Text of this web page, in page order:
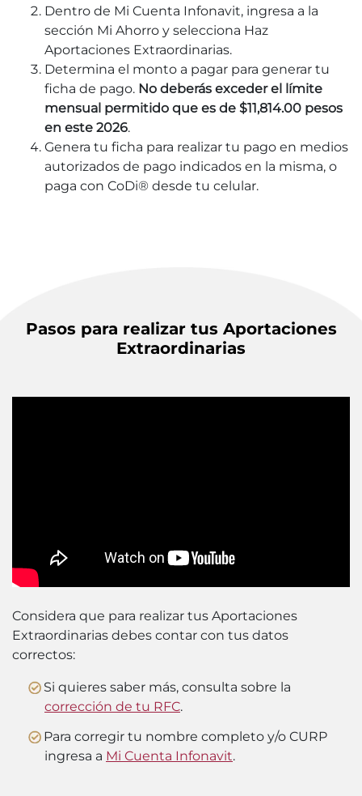
Dentro de Mi Cuenta Infonavit, ingresa a la
sección Mi Ahorro y selecciona Haz
Aportaciones Extraordinarias.
Determina el monto a pagar para generar tu
ficha de pago. No deberás exceder el límite
mensual permitido que es de $11,814.00 pesos
en este 2026.
Genera tu ficha para realizar tu pago en medios
autorizados de pago indicados en la misma, o
paga con CoDi® desde tu celular.
Pasos para realizar tus Aportaciones
Extraordinarias
Considera que para realizar tus Aportaciones
Extraordinarias debes contar con tus datos
correctos:
Si quieres saber más, consulta sobre la
corrección de tu RFC.
Para corregir tu nombre completo y/o CURP
ingresa a Mi Cuenta Infonavit.